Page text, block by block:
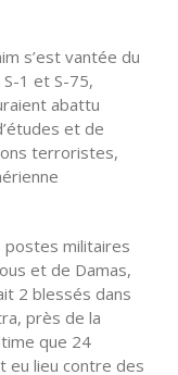
s’est vantée du
1 et S-75,
abattu
et de
terroristes,
postes militaires
et de Damas,
2 blessés dans
près de la
que 24
eu lieu contre des